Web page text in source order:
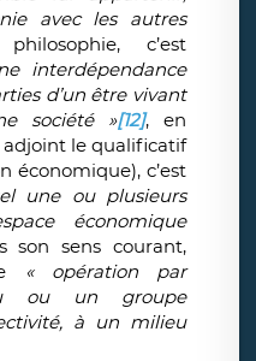
avec les autres
c’est
interdépendance
d’un être vivant
société »[12], en
adjoint le qualificatif
économique), c’est
une ou plusieurs
économique
son sens courant,
« opération par
ou un groupe
à un milieu